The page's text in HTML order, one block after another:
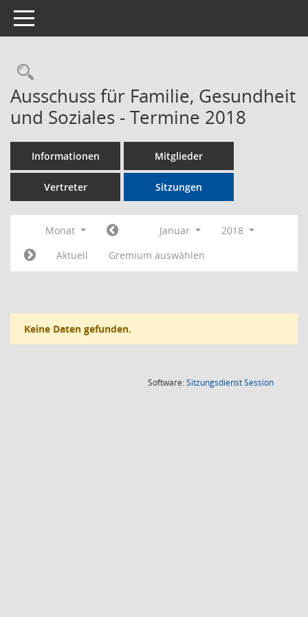
Toggle navigation
Rechercheauswahl
Ausschuss für Familie, Gesundheit
und Soziales - Termine 2018
Informationen Mitglieder
Vertreter Sitzungen
Monat Januar
2018
Aktuell
Gremium auswählen
Keine Daten gefunden.
Software:SitzungsdienstSession(Wird in